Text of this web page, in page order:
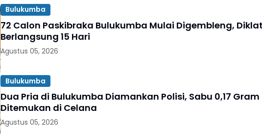
Bulukumba
72 Calon Paskibraka Bulukumba Mulai Digembleng,
Berlangsung 15 Hari
Agustus 05, 2026
Bulukumba
Dua Pria di Bulukumba Diamankan Polisi, Sabu 0,17 Gram
Ditemukan di Celana
Agustus 05, 2026